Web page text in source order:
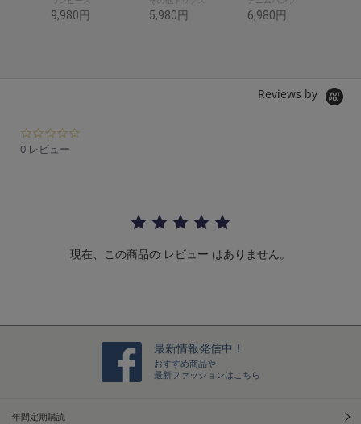
9,980円 5,980円 6,980円
Reviews by
i
0 レビュー
現在、この商品の レビュー はありません。
最新情報発信中！
おすすめ商品や
最新ファッションはこちら
年間定期購読